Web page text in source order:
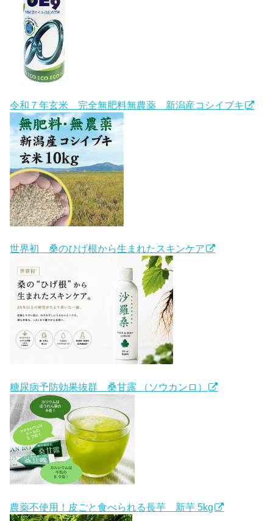
令和７年玄米 完全無肥料無農薬 新潟産コシイブキ
世界初 桑のひげ根から生まれたスキンケア
糖尿病予防効果抜群 桑甘露 （ソウカンロ）
農薬不使用！皮ごと食べられる長芋 新芋 5kg